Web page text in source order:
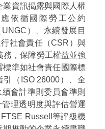
業資訊揭露與國際人權
依循國際勞工公約
）、永續發展目
社會責任（CSR）與
務，保障勞工權益並強
準如社會責任國際標
（ISO 26000）、全
會計準則委員會準則
管理透明度與評估營運
Russell等評級機